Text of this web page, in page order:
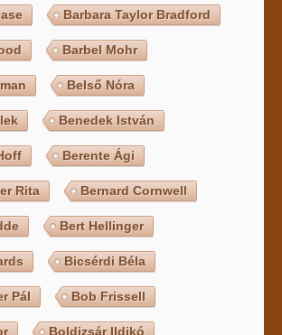
Barbara Taylor Bradford
Barbel Mohr
Belső Nóra
Benedek István
Berente Ági
Rita Bernard Cornwell
Bert Hellinger
Bicsérdi Béla
Pál Bob Frissell
Boldizsár Ildikó